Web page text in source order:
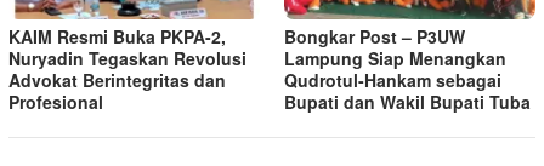
KAIM Resmi Buka PKPA-2,
Nuryadin Tegaskan Revolusi
Advokat Berintegritas dan
Profesional
Bongkar Post – P3UW
Lampung Siap Menangkan
Qudrotul-Hankam sebagai
Bupati dan Wakil Bupati Tuba